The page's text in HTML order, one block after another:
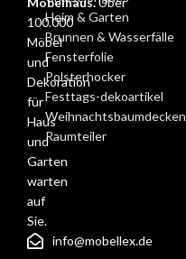
100.000
Möbel
und
Dekoration
für
Haus
und
Garten
warten
auf
Sie.
info@mobellex.de
Heim & Garten
Brunnen & Wasserfälle
Fensterfolie
Polsterhocker
Festtags-dekoartikel
Weihnachtsbaumdecken
Raumteiler